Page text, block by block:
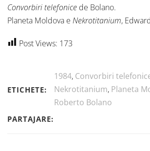
Convorbiri telefonice de Bolano.
Planeta Moldova e Nekrotitanium,
Post Views: 173
ETICHETE:
1984, Convorbiri
Nekrotitanium, Planeta
Roberto Bolano
PARTAJARE: